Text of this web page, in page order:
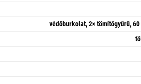
védőburkolat, 2× tömítőgyűrű, 60